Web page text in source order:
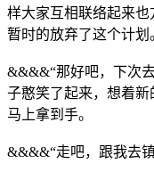
样大家互相联络起来
暂时的放弃了这个计划
&&&&“那好吧，下次
子憨笑了起来，想着
马上拿到手。
&&&&“走吧，跟我去